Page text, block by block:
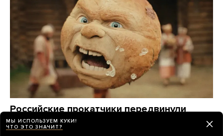
Российские прокатчики передвинули
премьеру нового «Человека-паука»,
чтобы выпустить в прокат фильм
МЫ ИСПОЛЬЗУЕМ КУКИ!
ЧТО ЭТО ЗНАЧИТ?